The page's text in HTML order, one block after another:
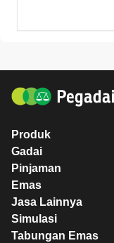
Produk
Gadai
Pinjaman
Emas
Jasa Lainnya
Simulasi
Tabungan Emas